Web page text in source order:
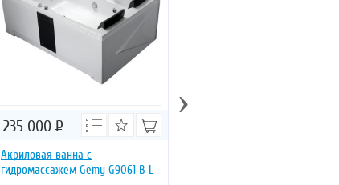
Акриловая ванна с
гидромассажем Gemy G9061 B L
235 000 Р
›